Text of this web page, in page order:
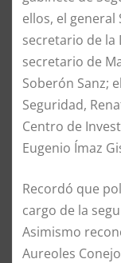
ellos, el general
secretario de la
secretario de
Soberón Sanz;
Seguridad,
Centro de
Eugenio Ímaz
Recordó que
cargo de la
Asimismo
Aureoles